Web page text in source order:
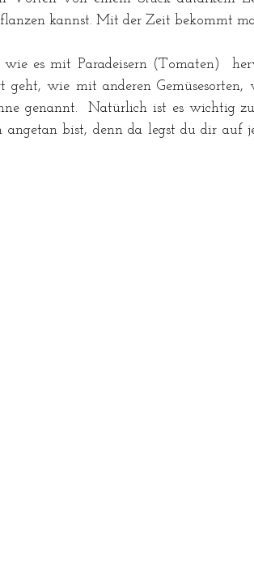
kannst. Mit der Zeit bekommt
wie es mit Paradeisern (Tomaten)
geht, wie mit anderen Gemüsesorten,
genannt.  Natürlich ist es wichtig
angetan bist, denn da legst du dir auf